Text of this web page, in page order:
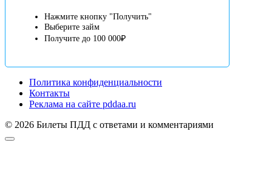
Нажмите кнопку "Получить"
Выберите займ
Получите до 100 000₽
Политика конфиденциальности
Контакты
Реклама на сайте pddaa.ru
© 2026 Билеты ПДД с ответами и комментариями